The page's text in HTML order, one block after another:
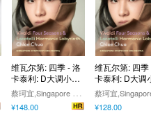
维瓦尔第: 四季 - 洛
卡泰利: D大调小提
琴协奏曲 (Dolby At
mos)
蔡
珂宜,Singapore Symphony Orchestra,陈永汉
¥148.00
维瓦尔第: 四季
卡泰利: D大调
琴协奏曲
¥128.00